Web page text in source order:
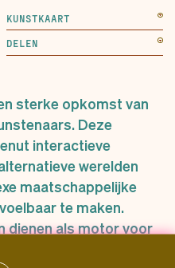
KUNSTKAART
DELEN
sterke opkomst van
Deze
interactieve
werelden
maatschappelijke
te maken.
dienen als motor voor